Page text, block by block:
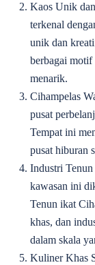
Kaos Unik
terkenal
unik dan
berbagai motif
menarik.
Cihampelas
pusat
Tempat ini
pusat hiburan
Industri Tenun
kawasan ini
Tenun ikat
khas, dan
dalam skala
Kuliner Khas